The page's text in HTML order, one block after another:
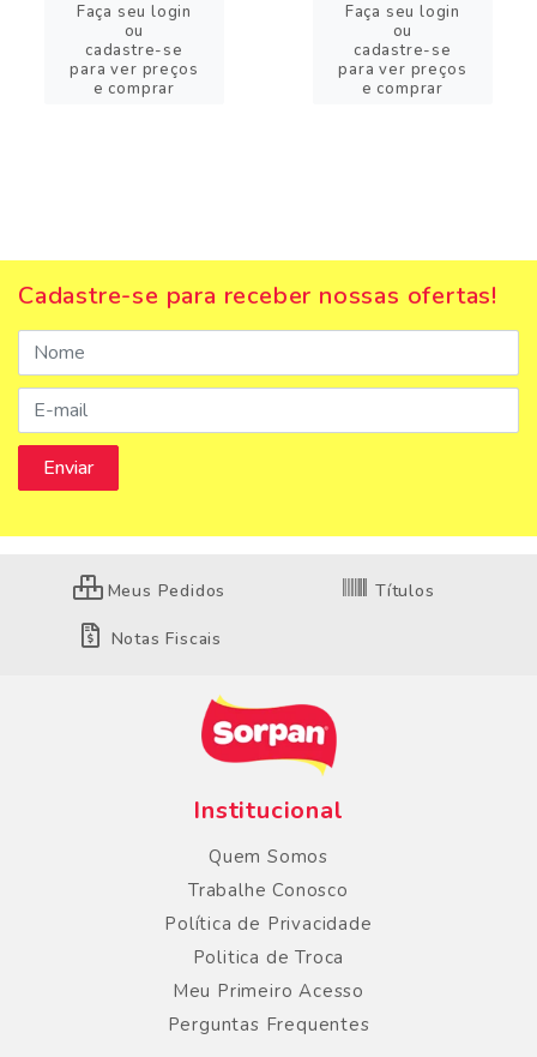
Faça seu login
ou
cadastre-se
para ver preços
e comprar
Faça seu login
ou
cadastre-se
para ver preços
e comprar
Cadastre-se para receber nossas ofertas!
Meus Pedidos Títulos
Notas Fiscais
Institucional
Quem Somos
Trabalhe Conosco
Política de Privacidade
Politica de Troca
Meu Primeiro Acesso
Perguntas Frequentes